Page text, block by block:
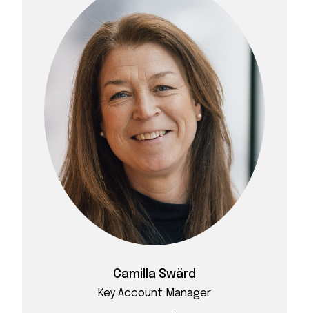
Camilla Swärd
Key Account Manager